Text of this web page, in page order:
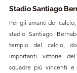
Stadio Santiago
Per gli amanti del
stadio Santiago
tempio del calcio,
importanti vittorie
squadre più vincenti